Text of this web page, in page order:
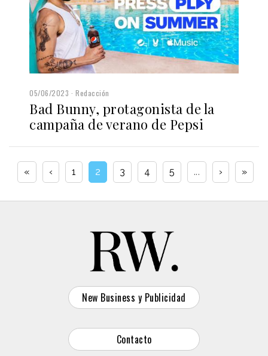
05/06/2023 Redacción
Bad Bunny, protagonista de la
campaña de verano de Pepsi
« ‹ 1 2 3 4 5 ... › »
New Business y Publicidad
Contacto